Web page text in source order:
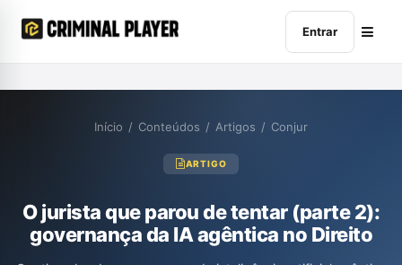
Entrar
Início / Conteúdos / Artigos / Conjur
ARTIGO
O jurista que parou de tentar (parte 2):
governança da IA agêntica no Direito